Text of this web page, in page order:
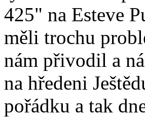
425" na Esteve
měli trochu
nám přivodil a
na hředeni
pořádku a tak